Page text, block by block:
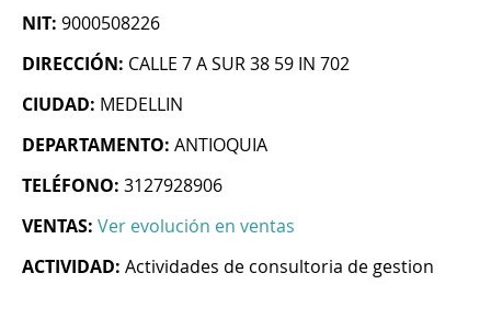
NIT: 9000508226
DIRECCIÓN: CALLE 7 A SUR 38 59 IN 702
CIUDAD: MEDELLIN
DEPARTAMENTO: ANTIOQUIA
TELÉFONO: 3127928906
VENTAS: Ver evolución en ventas
ACTIVIDAD: Actividades de consultoria de gestion